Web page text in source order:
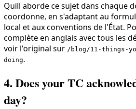
Quill aborde ce sujet dans chaque
coordonne, en s'adaptant au
local et aux conventions de l'État.
complète en anglais avec tous les
voir l'original sur /blog/11-things-
doing.
4. Does your TC
day?